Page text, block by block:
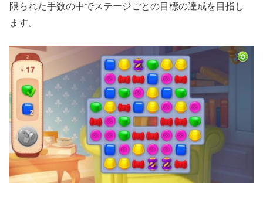
限られた手数の中でステージごとの目標の達成を目指し
ます。